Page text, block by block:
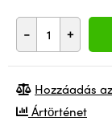
- +
Hozzáadás
Ártörténet